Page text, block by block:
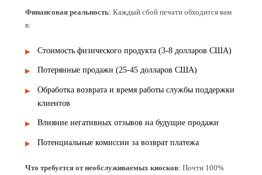
Финансовая реальность: Каждый сбой печати обходится вам
в:
Стоимость физического продукта (3-8 долларов США)
Потерянные продажи (25-45 долларов США)
Обработка возврата и время работы службы поддержки
клиентов
Влияние негативных отзывов на будущие продажи
Потенциальные комиссии за возврат платежа
Что требуется от необслуживаемых киосков: Почти 100%